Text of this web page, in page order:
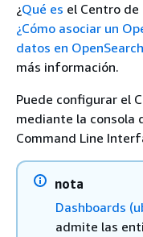
¿Qué es el Centro de
¿Cómo asociar un
datos en OpenSearch
más información.
Puede configurar el
mediante la consola
Command Line
nota
Dashboards
admite las